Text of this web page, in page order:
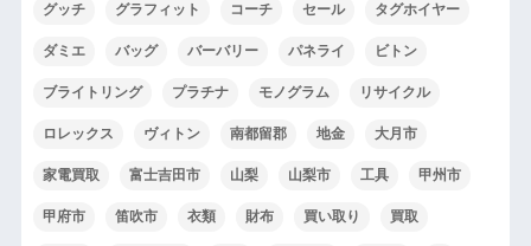
グッチ グラフィット コーチ セール タグホイヤー
ダミエ バッグ バーバリー パネライ ビトン
ブライトリング プラチナ モノグラム リサイクル
ロレックス ヴィトン 南都留郡 地金 大月市
家電買取 富士吉田市 山梨 山梨市 工具 甲州市
甲府市 笛吹市 衣類 財布 買い取り 買取